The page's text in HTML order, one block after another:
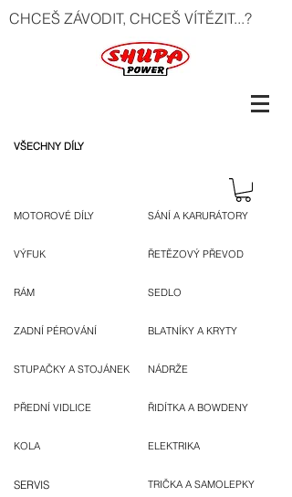
CHCEŠ ZÁVODIT, CHCEŠ VÍTĚZIT...?
VŠECHNY DÍLY
MOTOROVÉ DÍLY
VÝFUK
RÁM
ZADNÍ PÉROVÁNÍ
STUPAČKY A STOJÁNEK
PŘEDNÍ VIDLICE
KOLA
SERVIS
SÁNÍ A KARURÁTORY
ŘETĚZOVÝ PŘEVOD
SEDLO
BLATNÍKY A KRYTY
NÁDRŽE
ŘIDÍTKA A BOWDENY
ELEKTRIKA
TRIČKA A SAMOLEPKY